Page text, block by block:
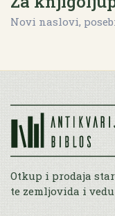
Novi naslovi,
Otkup i prodaja
te zemljovida i